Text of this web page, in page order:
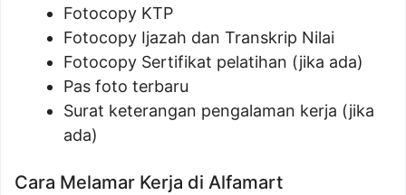
Fotocopy KTP
Fotocopy Ijazah dan Transkrip Nilai
Fotocopy Sertifikat pelatihan (jika ada)
Pas foto terbaru
Surat keterangan pengalaman kerja (jika
ada)
Cara Melamar Kerja di Alfamart